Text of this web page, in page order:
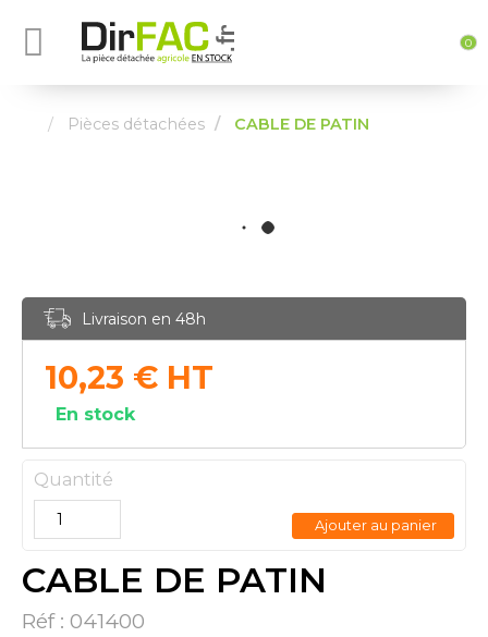
0
Pièces détachées CABLE DE PATIN
CABLE DE PATIN
Réf : 041400
Livraison en 48h
10,23 € HT
En stock
Quantité
Ajouter au panier